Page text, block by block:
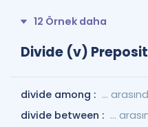
12 Örnek daha
Divide (v)
divide among : ...
divide between : ...